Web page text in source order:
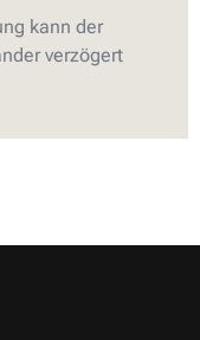
kann der
verzögert